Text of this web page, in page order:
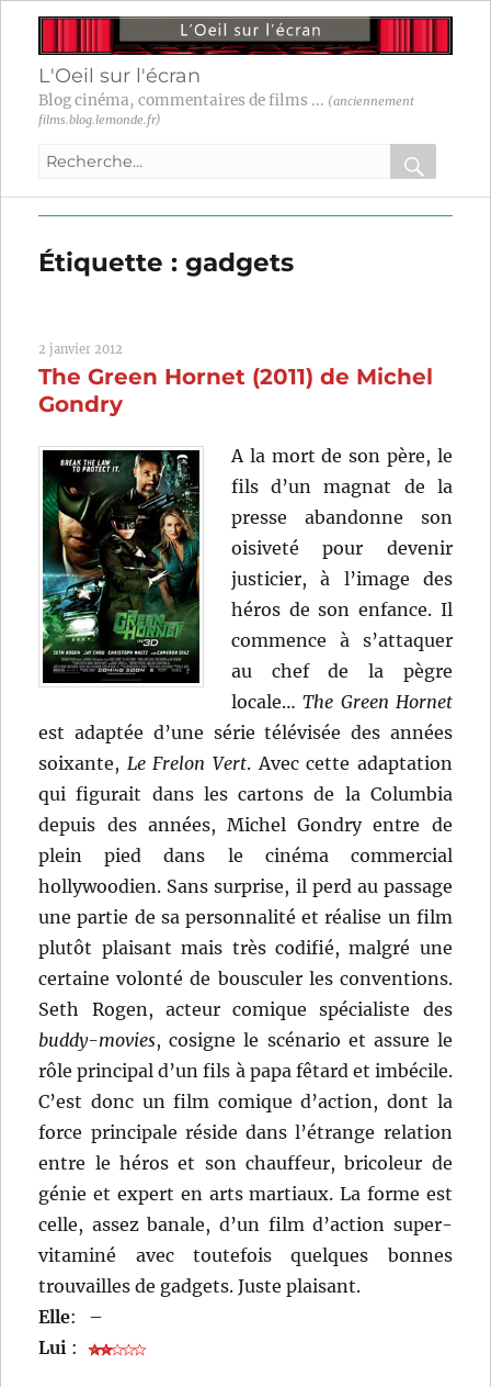
L'Oeil sur l'écran
Blog cinéma, commentaires de films ... (anciennement
films.blog.lemonde.fr)
Recherche
:
OK
Étiquette :gadgets
2 janvier 2012
The Green Hornet (2011) de Michel
Gondry
A la mort de son père, le
fils d’un magnat de la
presse abandonne son
oisiveté pour devenir
justicier, à l’image des
héros de son enfance. Il
commence à s’attaquer
au chef de la pègre
locale…The Green Hornet
est adaptée d’une série télévisée des années
soixante, Le Frelon Vert. Avec cette adaptation
qui figurait dans les cartons de la Columbia
depuis des années, Michel Gondry entre de
plein pied dans le cinéma commercial
hollywoodien. Sans surprise, il perd au passage
une partie de sa personnalité et réalise un film
plutôt plaisant mais très codifié, malgré une
certaine volonté de bousculer les conventions.
Seth Rogen, acteur comique spécialiste des
buddy-movies, cosigne le scénario et assure le
rôle principal d’un fils à papa fêtard et imbécile.
C’est donc un film comique d’action, dont la
force principale réside dans l’étrange relation
entre le héros et son chauffeur, bricoleur de
génie et expert en arts martiaux. La forme est
celle, assez banale, d’un film d’action super-
vitaminé avec toutefois quelques bonnes
trouvailles de gadgets. Juste plaisant.
Elle:
–
Lui :